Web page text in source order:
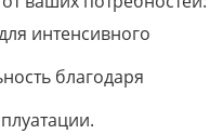
интенсивного
благодаря